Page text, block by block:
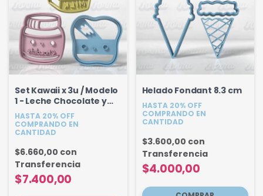
Set Kawaii x 3u / Modelo
1 - Leche Chocolate y
Pan Lactal
HASTA 20% OFF
COMPRANDO EN
CANTIDAD
$7.400,00
$6.660,00 con
Transferencia
Helado Fondant 8.3 cm
HASTA 20% OFF
COMPRANDO EN
CANTIDAD
$4.000,00
$3.600,00 con
Transferencia